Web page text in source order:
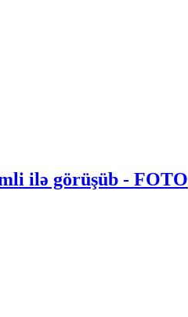
ilə görüşüb - FOTO